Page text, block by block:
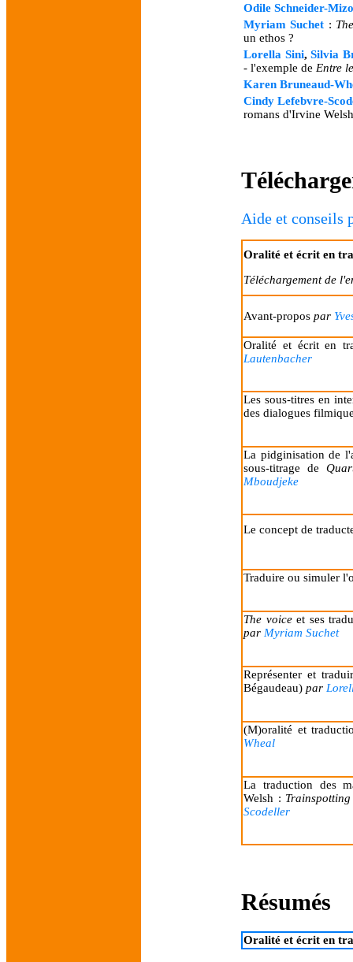
Odile Schneider-
Myriam Suchet :
un ethos ?
Lorella Sini,Silvia
- l'exemple de Entre
Karen Bruneaud-
Cindy Lefebvre-
romans d'Irvine
Aide et conseils
Oralité et écrit en
Téléchargement de
Avant-propos par
Oralité et écrit en
Lautenbacher
Les sous-titres en
des dialogues
La pidginisation de
sous-titrage de
Mboudjeke
Le concept de
Traduire ou simuler
The voiceet ses
par Myriam Suchet
Représenter et
Bégaudeau) par
(M)oralité et
Wheal
La traduction des
Welsh : Trainspotting
Scodeller
Résumés
Oralité et écrit en